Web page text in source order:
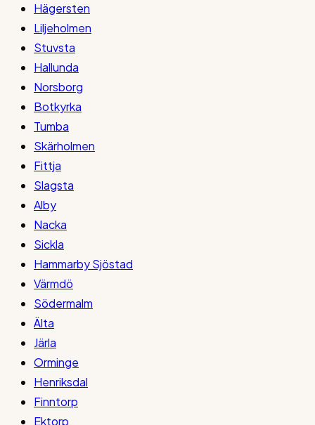
Hägersten
Liljeholmen
Stuvsta
Hallunda
Norsborg
Botkyrka
Tumba
Skärholmen
Fittja
Slagsta
Alby
Nacka
Sickla
Hammarby Sjöstad
Värmdö
Södermalm
Älta
Järla
Orminge
Henriksdal
Finntorp
Ektorp